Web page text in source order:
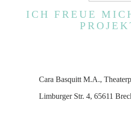
ICH FREUE
Cara Basquitt M.A.,
Limburger Str. 4, 65611